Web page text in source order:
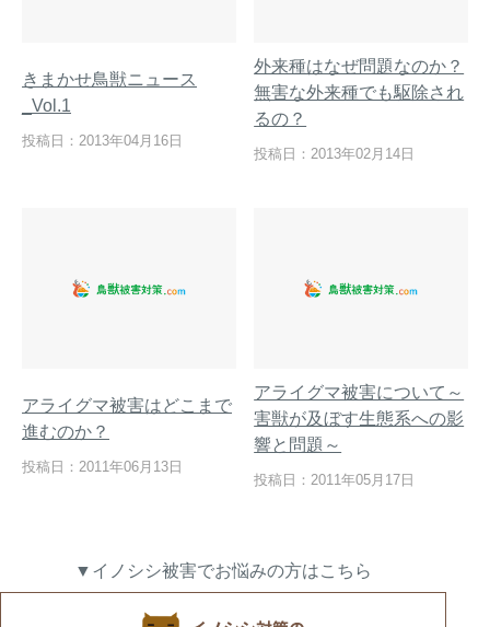
ご相談
ショップ
きまかせ鳥獣ニュース
_Vol.1
投稿日：2013年04月16日
外来種はなぜ問題なのか？
無害な外来種でも駆除され
るの？
投稿日：2013年02月14日
アライグマ被害はどこまで
進むのか？
投稿日：2011年06月13日
アライグマ被害について～
害獣が及ぼす生態系への影
響と問題～
投稿日：2011年05月17日
▼イノシシ被害でお悩みの方はこちら